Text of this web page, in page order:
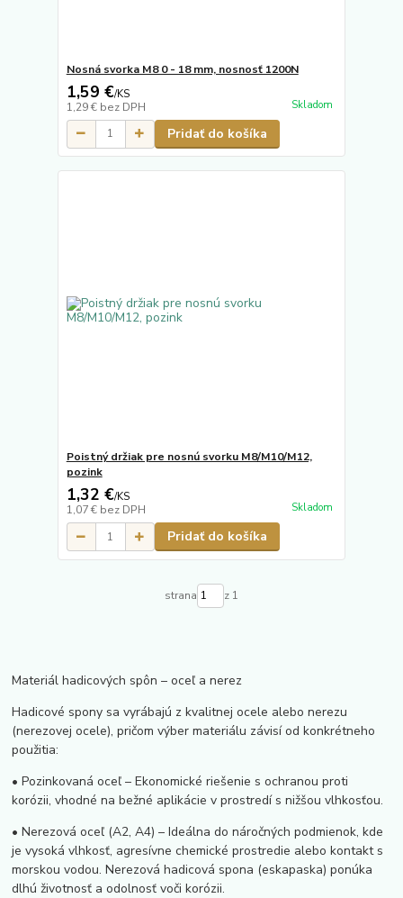
Nosná svorka M8 0 - 18 mm, nosnosť 1200N
1,59 €/KS
1,29 € bez DPH Skladom
Pridať do košíka
Poistný držiak pre nosnú svorku M8/M10/M12,
pozink
1,32 €/KS
1,07 € bez DPH Skladom
Pridať do košíka
strana z 1
Materiál hadicových spôn – oceľ a nerez
Hadicové spony sa vyrábajú z kvalitnej ocele alebo nerezu
(nerezovej ocele), pričom výber materiálu závisí od konkrétneho
použitia:
• Pozinkovaná oceľ – Ekonomické riešenie s ochranou proti
korózii, vhodné na bežné aplikácie v prostredí s nižšou vlhkosťou.
• Nerezová oceľ (A2, A4) – Ideálna do náročných podmienok, kde
je vysoká vlhkosť, agresívne chemické prostredie alebo kontakt s
morskou vodou. Nerezová hadicová spona (eskapaska) ponúka
dlhú životnosť a odolnosť voči korózii.